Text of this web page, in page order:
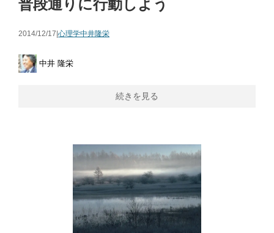
普段通りに行動しよう
2014/12/17| 心理学中井隆栄
中井 隆栄
続きを見る